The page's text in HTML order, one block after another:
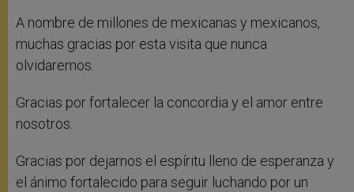
A nombre de millones de mexicanas y mexicanos,
muchas gracias por esta visita que nunca
olvidaremos.
Gracias por fortalecer la concordia y el amor entre
nosotros.
Gracias por dejarnos el espíritu lleno de esperanza y
el ánimo fortalecido para seguir luchando por un